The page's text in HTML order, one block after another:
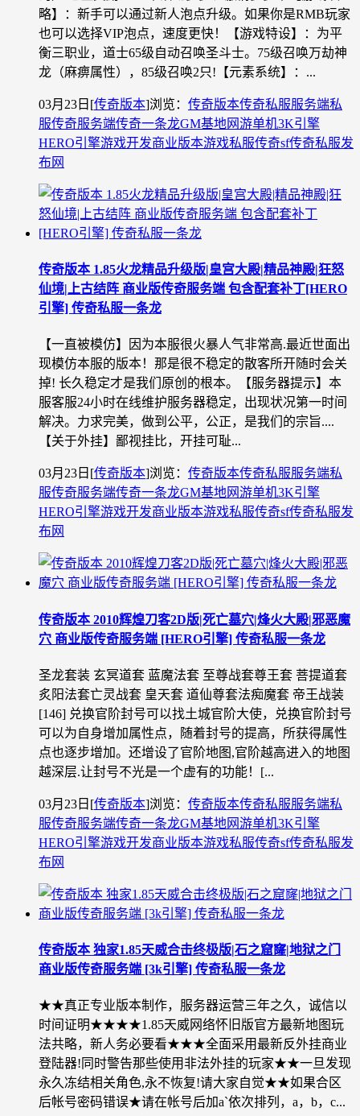
略】：新手可以通过新人泡点升级。如果你是RMB玩家
也可以选择VIP泡点，速度更快！【游戏特设】：为平
衡三职业，道士65级自动召唤圣斗士。75级召唤万劫神
龙（麻痹属性），85级召唤2只!【元素系统】：...
03月23日 [传奇版本]浏览： 传奇版本传奇私服服务端私
服传奇服务端传奇一条龙GM基地网游单机3K引擎
HERO引擎游戏开发商业版本游戏私服传奇sf传奇私服发
布网
传奇版本 1.85火龙精品升级版|皇宫大殿|精品神殿|狂怒
仙境|上古结阵 商业版传奇服务端 包含配套补丁[HERO
引擎] 传奇私服一条龙
【一直被模仿】因为本服很火暴人气非常高.最近世面出
现模仿本服的版本！那是很不稳定的散客所开随时会关
掉! 长久稳定才是我们原创的根本。【服务器提示】本
服客服24小时在线维护服务器稳定，出现状况第一时间
解决。力求完美，做到公平，公正，是我们的宗旨....
【关于外挂】鄙视挂比，开挂可耻...
03月23日 [传奇版本]浏览： 传奇版本传奇私服服务端私
服传奇服务端传奇一条龙GM基地网游单机3K引擎
HERO引擎游戏开发商业版本游戏私服传奇sf传奇私服发
布网
传奇版本 2010辉煌刀客2D版|死亡墓穴|烽火大殿|邪恶魔
穴 商业版传奇服务端 [HERO引擎] 传奇私服一条龙
圣龙套装 玄冥道套 蓝魔法套 至尊战套尊王套 菩提道套
炙阳法套亡灵战套 皇天套 道仙尊套法痴魔套 帝王战装
[146] 兑换官阶封号可以找土城官阶大使，兑换官阶封号
可以为自身增加属性点，随着封号的提高，所获得属性
点也逐步增加。还增设了官阶地图,官阶越高进入的地图
越深层.让封号不光是一个虚有的功能！[...
03月23日 [传奇版本]浏览： 传奇版本传奇私服服务端私
服传奇服务端传奇一条龙GM基地网游单机3K引擎
HERO引擎游戏开发商业版本游戏私服传奇sf传奇私服发
布网
传奇版本 独家1.85天威合击终极版|石之窟窿|地狱之门
商业版传奇服务端 [3k引擎] 传奇私服一条龙
★★真正专业版本制作，服务器运营三年之久，诚信以
时间证明★★★★1.85天威网络怀旧版官方最新地图玩
法共略，新人务必要看★★★全面采用最新反外挂商业
登陆器!同时警告那些使用非法外挂的玩家★★一旦发现
永久冻结相关角色,永不恢复!请大家自觉★★如果合区
后帐号密码错误★请在帐号后加a`依次排列，a，b，c...